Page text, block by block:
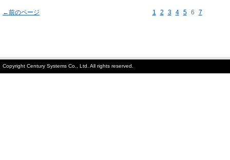
←前のページ 1 2 3 4 5 6 7
Copyright Century Systems Co., Ltd. All rights reserved.